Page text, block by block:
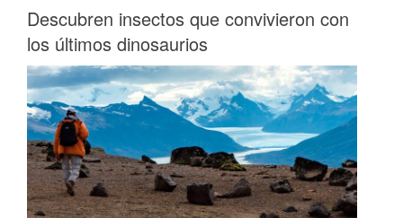
Descubren insectos que convivieron con
los últimos dinosaurios